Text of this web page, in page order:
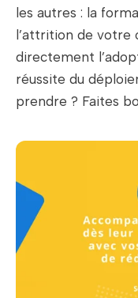
les autres : la
l’attrition de votre
directement
réussite du
prendre ? Faites